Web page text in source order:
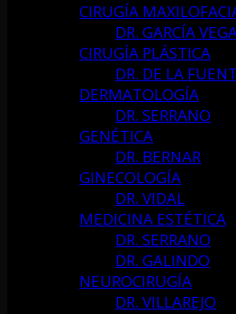
CIRUGÍA
DR. GARCÍA
CIRUGÍA PLÁSTICA
DR. DE LA
DERMATOLOGÍA
DR. SERRANO
GENÉTICA
DR. BERNAR
GINECOLOGÍA
DR. VIDAL
MEDICINA ESTÉTICA
DR. SERRANO
DR. GALINDO
NEUROCIRUGÍA
DR. VILLAREJO